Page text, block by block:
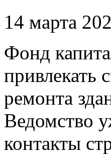
14 марта
Фонд
привлекать
ремонта
Ведомство
контакты